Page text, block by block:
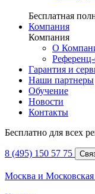
Бесплатная
Компания
Компания
О
Гарантия и
Наши партнеры
Обучение
Новости
Контакты
Бесплатно для всех
8 (495) 150 57 75
Москва и Московская